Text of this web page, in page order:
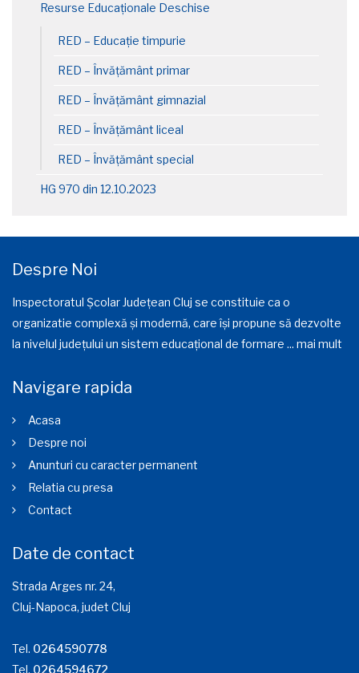
Resurse Educaționale Deschise
RED – Educație timpurie
RED – Învățământ primar
RED – Învățământ gimnazial
RED – Învățământ liceal
RED – Învățământ special
HG 970 din 12.10.2023
Despre Noi
Inspectoratul Școlar Județean Cluj se constituie ca o
organizatie complexă și modernă, care își propune să dezvolte
la nivelul județului un sistem educațional de formare ... mai mult
Navigare rapida
Acasa
Despre noi
Anunturi cu caracter permanent
Relatia cu presa
Contact
Date de contact
Strada Arges nr. 24,
Cluj-Napoca, judet Cluj
Tel. 0264590778
Tel. 0264594672